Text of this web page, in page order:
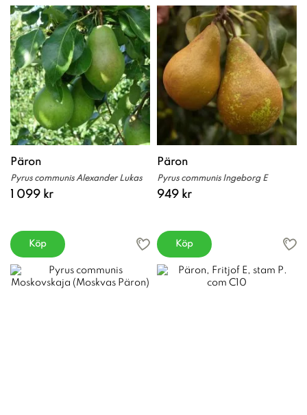
Päron
Pyrus communis Alexander Lukas
1 099 kr
Köp
Päron
Pyrus communis Ingeborg E
949 kr
Köp